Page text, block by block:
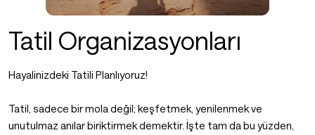
Tatil Organizasyonları
Hayalinizdeki Tatili Planlıyoruz!
Tatil, sadece bir mola değil; keşfetmek, yenilenmek ve
unutulmaz anılar biriktirmek demektir. İşte tam da bu yüzden,